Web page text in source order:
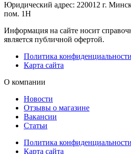
Юридический адрес: 220012 г.
пом. 1Н
Информация на сайте носит
является публичной офертой.
Политика конфиденциальности
Карта сайта
О компании
Новости
Отзывы о магазине
Вакансии
Статьи
Политика конфиденциальности
Карта сайта